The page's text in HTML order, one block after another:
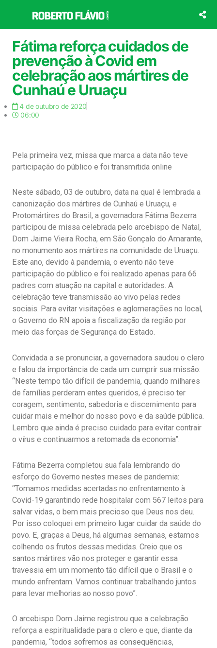
o
conteúdo
Fátima reforça cuidados de
prevenção à Covid em
celebração aos mártires de
Cunhaú e Uruaçu
4 de outubro de 2020
06:00
Pela primeira vez, missa que marca a data não teve
participação do público e foi transmitida online
Neste sábado, 03 de outubro, data na qual é lembrada a
canonização dos mártires de Cunhaú e Uruaçu, e
Protomártires do Brasil, a governadora Fátima Bezerra
participou de missa celebrada pelo arcebispo de Natal,
Dom Jaime Vieira Rocha, em São Gonçalo do Amarante,
no monumento aos mártires na comunidade de Uruaçu.
Este ano, devido à pandemia, o evento não teve
participação do público e foi realizado apenas para 66
padres com atuação na capital e autoridades. A
celebração teve transmissão ao vivo pelas redes
sociais. Para evitar visitações e aglomerações no local,
o Governo do RN apoia a fiscalização da região por
meio das forças de Segurança do Estado.
Convidada a se pronunciar, a governadora saudou o clero
e falou da importância de cada um cumprir sua missão:
“Neste tempo tão difícil de pandemia, quando milhares
de famílias perderam entes queridos, é preciso ter
coragem, sentimento, sabedoria e discernimento para
cuidar mais e melhor do nosso povo e da saúde pública.
Lembro que ainda é preciso cuidado para evitar contrair
o vírus e continuarmos a retomada da economia”.
Fátima Bezerra completou sua fala lembrando do
esforço do Governo nestes meses de pandemia:
“Tomamos medidas acertadas no enfrentamento à
Covid-19 garantindo rede hospitalar com 567 leitos para
salvar vidas, o bem mais precioso que Deus nos deu.
Por isso coloquei em primeiro lugar cuidar da saúde do
povo. E, graças a Deus, há algumas semanas, estamos
colhendo os frutos dessas medidas. Creio que os
santos mártires vão nos proteger e garantir essa
travessia em um momento tão difícil que o Brasil e o
mundo enfrentam. Vamos continuar trabalhando juntos
para levar melhorias ao nosso povo”.
O arcebispo Dom Jaime registrou que a celebração
reforça a espiritualidade para o clero e que, diante da
pandemia, “todos sofremos as consequências,